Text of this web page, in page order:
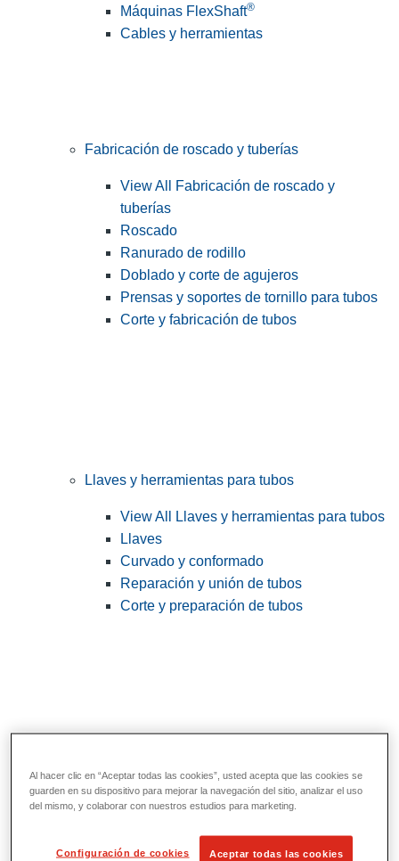
Máquinas FlexShaft®
Cables y herramientas
Fabricación de roscado y tuberías
View All Fabricación de roscado y
tuberías
Roscado
Ranurado de rodillo
Doblado y corte de agujeros
Prensas y soportes de tornillo para tubos
Corte y fabricación de tubos
Llaves y herramientas para tubos
View All Llaves y herramientas para tubos
Llaves
Curvado y conformado
Reparación y unión de tubos
Corte y preparación de tubos
Herramientas de servicios públicos y de
Al hacer clic en “Aceptar todas las cookies”, usted acepta que las cookies se
guarden en su dispositivo para mejorar la navegación del sitio, analizar el uso
del mismo, y colaborar con nuestros estudios para marketing.
Configuración de cookies Aceptar todas las cookies